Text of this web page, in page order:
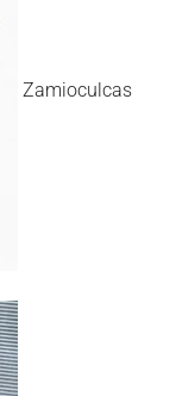
Zamioculcas